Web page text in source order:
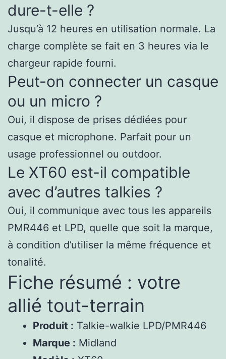
dure-t-elle ?
Jusqu’à 12 heures en utilisation normale. La
charge complète se fait en 3 heures via le
chargeur rapide fourni.
Peut-on connecter un casque
ou un micro ?
Oui, il dispose de prises dédiées pour
casque et microphone. Parfait pour un
usage professionnel ou outdoor.
Le XT60 est-il compatible
avec d’autres talkies ?
Oui, il communique avec tous les appareils
PMR446 et LPD, quelle que soit la marque,
à condition d’utiliser la même fréquence et
tonalité.
Fiche résumé : votre
allié tout-terrain
Produit : Talkie-walkie LPD/PMR446
Marque : Midland